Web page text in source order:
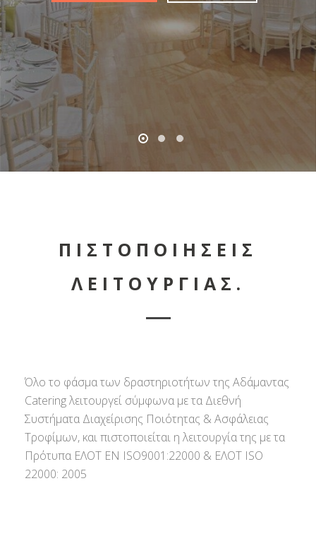
ΠΙΣΤΟΠΟΙΗΣΕΙΣ
ΛΕΙΤΟΥΡΓΙΑΣ.
Όλο το φάσμα των δραστηριοτήτων της Αδάμαντας
Catering λειτουργεί σύμφωνα με τα Διεθνή
Συστήματα Διαχείρισης Ποιότητας & Ασφάλειας
Τροφίμων, και πιστοποιείται η λειτουργία της με τα
Πρότυπα ΕΛΟΤ ΕΝ ISO9001:22000 & ΕΛΟΤ ISO
22000: 2005